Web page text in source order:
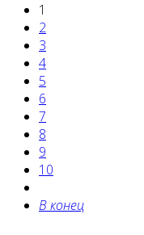
1
2
3
4
5
6
7
8
9
10
В конец